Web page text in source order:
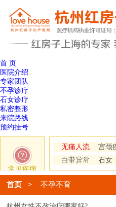
首 页
医院介绍
专家团队
不孕诊疗
石女诊疗
私密整形
来院路线
预约挂号
常见疾病
无痛人流 宫颈
白带异常
石女
首页> 不孕不育